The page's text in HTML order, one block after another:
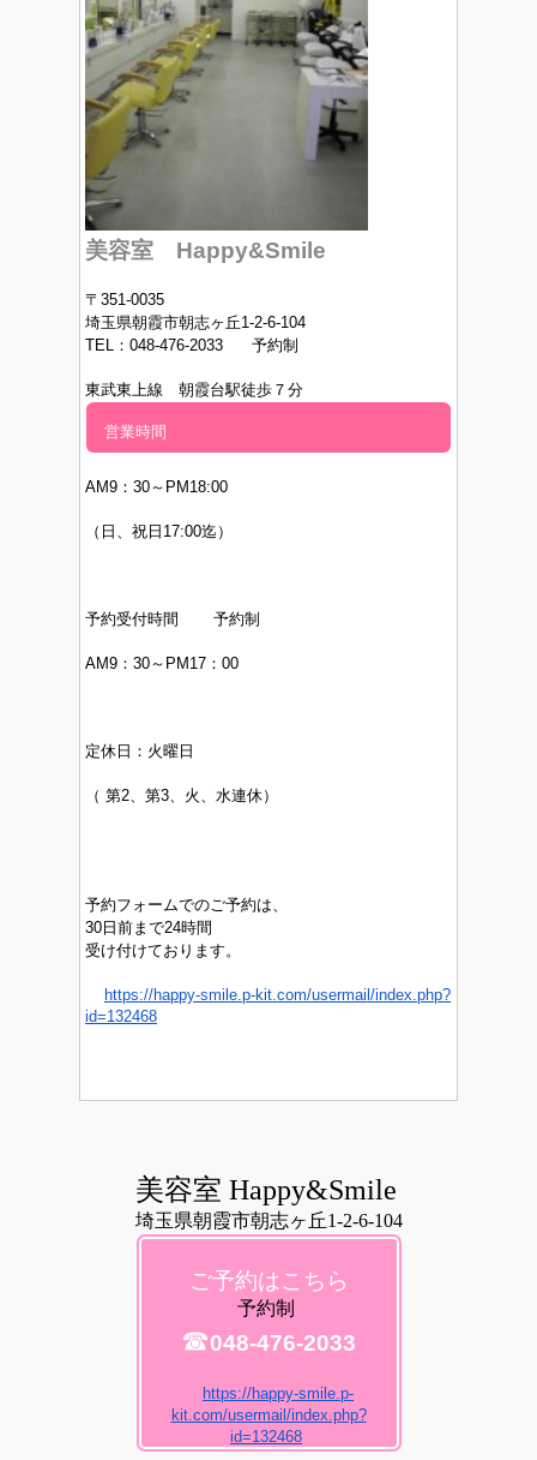
美容室 Happy&Smile
〒351-0035
埼玉県朝霞市朝志ヶ丘1-2-6-104
TEL：048-476-2033 予約制
東武東上線 朝霞台駅徒歩７分
営業時間
AM9：30～PM18:00
（日、祝日17:00迄）
予約受付時間 予約制
AM9：30～PM17：00
定休日： 火曜日
（ 第2、第3、火、水連休）
予約フォームでのご予約は、
30日前まで24時間
受け付けております。
https://happy-smile.p-kit.com/usermail/index.php?
id=132468
美容室 Happy&Smile
埼玉県朝霞市朝志ヶ丘1-2-6-104
ご予約はこちら
予約制
☎048-476-2033
https://happy-smile.p-
kit.com/usermail/index.php?
id=132468